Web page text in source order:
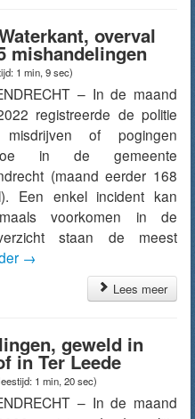
overval
mishandelingen
1 min, 9 sec)
– In de maand
registreerde de politie
of pogingen
in de gemeente
(maand eerder 168
Een enkel incident kan
voorkomen in de
staan de meest
→
Lees meer
geweld in
in Ter Leede
1 min, 20 sec)
– In de maand